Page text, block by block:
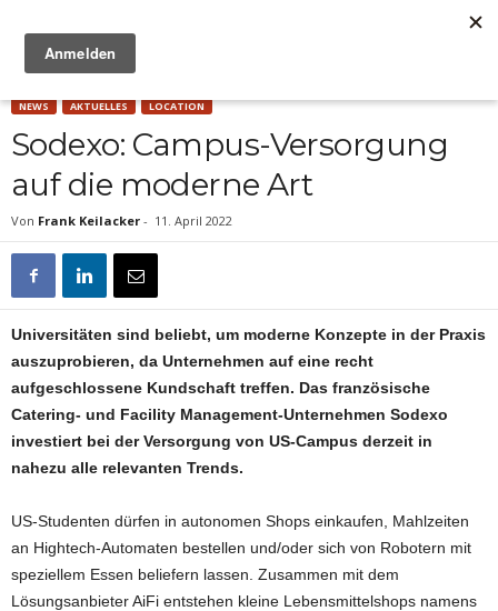
NEWS AKTUELLES LOCATION
Sodexo: Campus-Versorgung
auf die moderne Art
Von Frank Keilacker - 11. April 2022
Universitäten sind beliebt, um moderne Konzepte in der Praxis
auszuprobieren, da Unternehmen auf eine recht
aufgeschlossene Kundschaft treffen. Das französische
Catering- und Facility Management-Unternehmen Sodexo
investiert bei der Versorgung von US-Campus derzeit in
nahezu alle relevanten Trends.
US-Studenten dürfen in autonomen Shops einkaufen, Mahlzeiten
an Hightech-Automaten bestellen und/oder sich von Robotern mit
speziellem Essen beliefern lassen. Zusammen mit dem
Lösungsanbieter AiFi entstehen kleine Lebensmittelshops namens